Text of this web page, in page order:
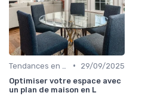
•
29/09/2025
Optimiser votre espace avec
un plan de maison en L